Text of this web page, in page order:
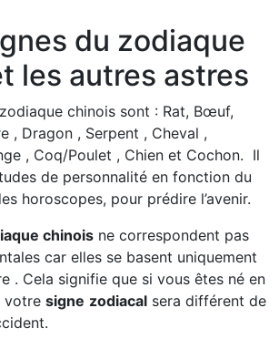
du zodiaque
les autres astres
chinois sont : Rat, Bœuf,
, Dragon , Serpent , Cheval ,
, Coq/Poulet , Chien et Cochon. Il
de personnalité en fonction du
horoscopes, pour prédire l’avenir.
chinois ne correspondent pas
car elles se basent uniquement
. Cela signifie que si vous êtes né en
votre signe zodiacal sera différent de